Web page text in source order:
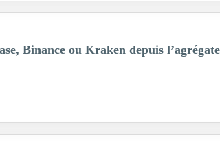
Binance ou Kraken depuis